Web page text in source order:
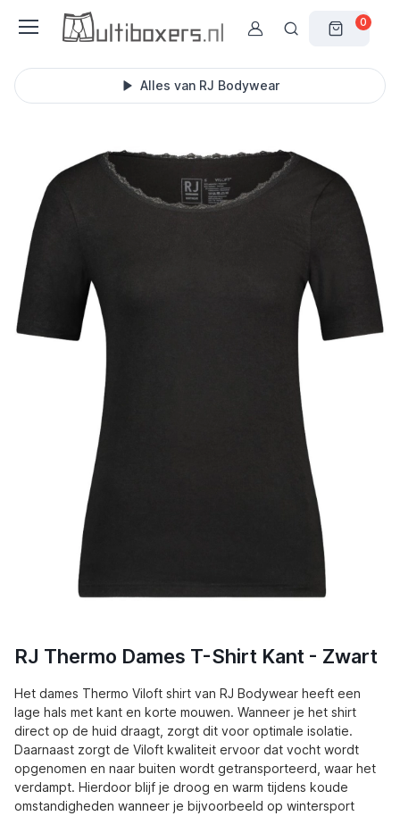
0
Alles van RJ Bodywear
RJ Thermo Dames T-Shirt Kant - Zwart
Het dames Thermo Viloft shirt van RJ Bodywear heeft een
lage hals met kant en korte mouwen. Wanneer je het shirt
direct op de huid draagt, zorgt dit voor optimale isolatie.
Daarnaast zorgt de Viloft kwaliteit ervoor dat vocht wordt
opgenomen en naar buiten wordt getransporteerd, waar het
verdampt. Hierdoor blijf je droog en warm tijdens koude
omstandigheden wanneer je bijvoorbeeld op wintersport